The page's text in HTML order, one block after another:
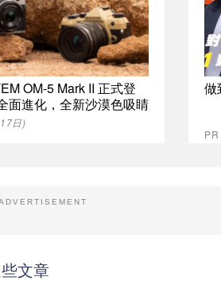
OM-5 Mark II 正式登
面進化，全新沙漠色吸睛
日)
做
文章